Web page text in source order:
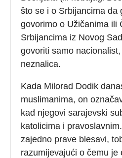
što se i o Srbijancima da
govorimo o Užičanima ili
Srbijancima iz Novog
govoriti samo
neznalica.
Kada Milorad Dodik
muslimanima, on
kad njegovi sarajevski
katolicima i
zajedno prave blesavi,
razumijevajući o čemu je